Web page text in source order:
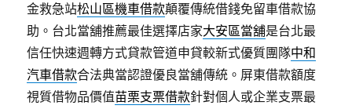
金救急站松山區機車借款顛覆傳統借錢免留車借款協
助。台北當舖推薦最佳選擇店家大安區當舖是台北最
信任快速週轉方式貸款管道申貸較新式優質團隊中和
汽車借款合法典當認證優良當舖傳統。屏東借款額度
視質借物品價值苗栗支票借款針對個人或企業支票最